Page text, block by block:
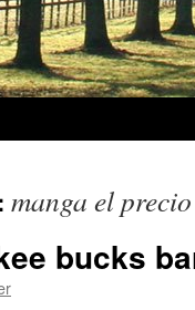
manga el
bucks